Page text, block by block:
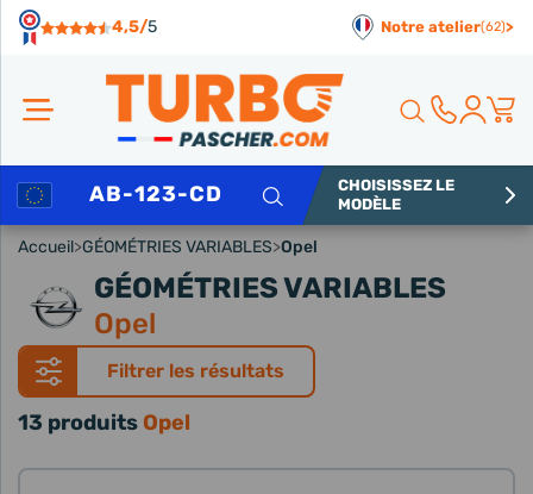
4,5/5 Notre atelier(62)>
Rechercher
CHOISISSEZ LE
MODÈLE
Accueil>GÉOMÉTRIES VARIABLES>Opel
GÉOMÉTRIES VARIABLES
Opel
Filtrer les résultats
13 produits Opel
Panneau de gestion des cookies